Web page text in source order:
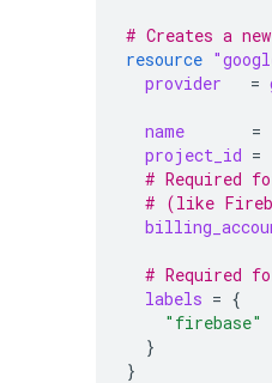
# Creates a
resource
provider
=
name =
project_id =
# Required
# (like
# Required
labels = {
"firebase"
}
}